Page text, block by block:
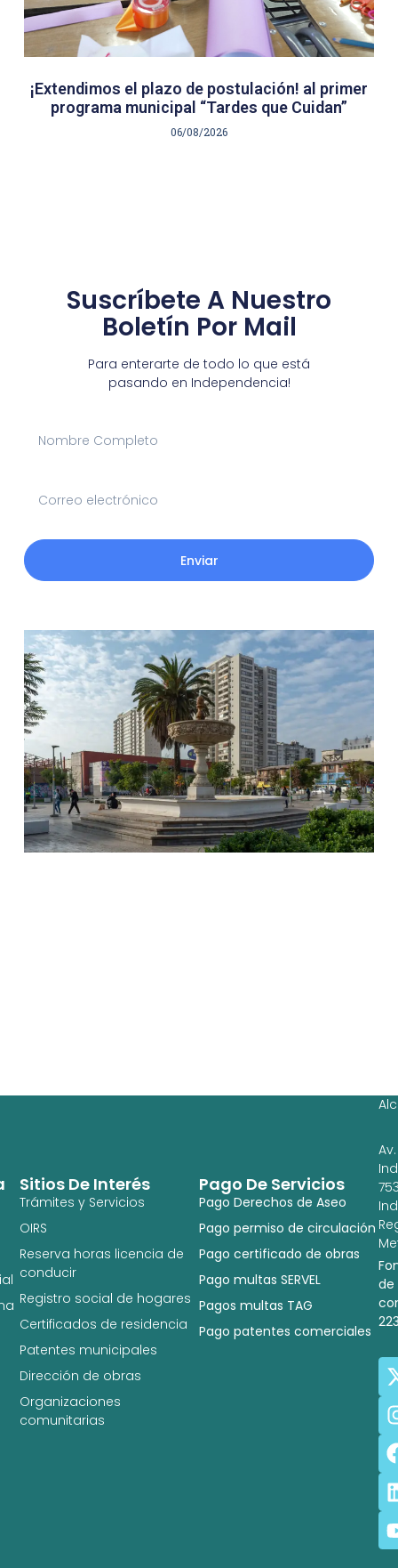
¡Extendimos el plazo de postulación! al primer
programa municipal “Tardes que Cuidan”
06/08/2026
Suscríbete A Nuestro
Boletín Por Mail
Para enterarte de todo lo que está
pasando en Independencia!
Enviar
Pago De Servicios
Pago Derechos de Aseo
Pago permiso de circulación
Pago certificado de obras
Pago multas SERVEL
Pagos multas TAG
Pago patentes comerciales
Sitios De Interés
Trámites y Servicios
OIRS
Reserva horas licencia de
conducir
Registro social de hogares
Certificados de residencia
Patentes municipales
Dirección de obras
Organizaciones
comunitarias
Av.
de